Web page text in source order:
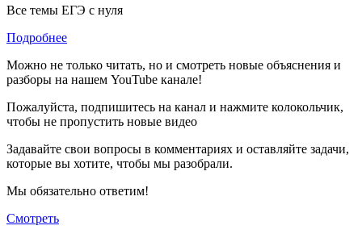
Все темы ЕГЭ с нуля
Подробнее
Можно не только читать, но и смотреть новые объяснения и
разборы на нашем YouTube канале!
Пожалуйста, подпишитесь на канал и нажмите колокольчик,
чтобы не пропустить новые видео
Задавайте свои вопросы в комментариях и оставляйте задачи,
которые вы хотите, чтобы мы разобрали.
Мы обязательно ответим!
Смотреть